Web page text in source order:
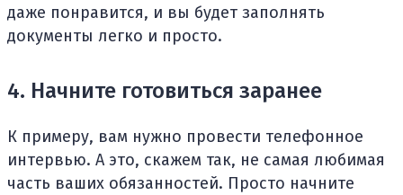
даже понравится, и вы будет заполнять
документы легко и просто.
4. Начните готовиться заранее
К примеру, вам нужно провести телефонное
интервью. А это, скажем так, не самая любимая
часть ваших обязанностей. Просто начните